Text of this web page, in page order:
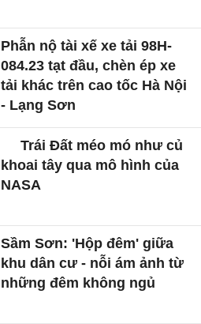
Phẫn nộ tài xế xe tải 98H-
084.23 tạt đầu, chèn ép xe
tải khác trên cao tốc Hà Nội
- Lạng Sơn
Trái Đất méo mó như củ
khoai tây qua mô hình của
NASA
Sầm Sơn: 'Hộp đêm' giữa
khu dân cư - nỗi ám ảnh từ
những đêm không ngủ